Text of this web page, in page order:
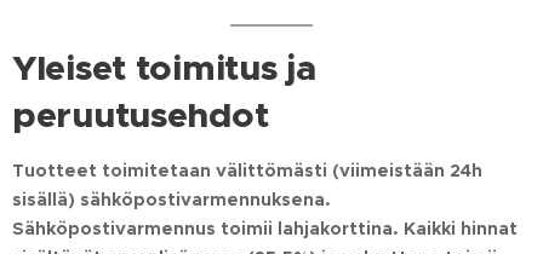
Yleiset toimitus ja
peruutusehdot
Tuotteet toimitetaan välittömästi (viimeistään 24h
sisällä) sähköpostivarmennuksena.
Sähköpostivarmennus toimii lahjakorttina. Kaikki hinnat